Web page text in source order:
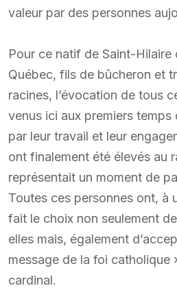
valeur par des personnes
Pour ce natif de Saint-Hilaire
Québec, fils de bûcheron et
racines, l’évocation de tous
venus ici aux premiers
par leur travail et leur
ont finalement été élevés au
représentait un moment de
Toutes ces personnes ont, à
fait le choix non seulement
elles mais, également
message de la foi catholique
cardinal.